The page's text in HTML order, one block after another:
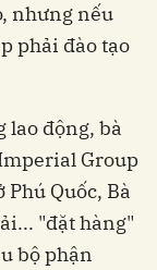
nhưng nếu
phải đào tạo
lao động, bà
Group
Quốc, Bà
"đặt hàng"
bộ phận